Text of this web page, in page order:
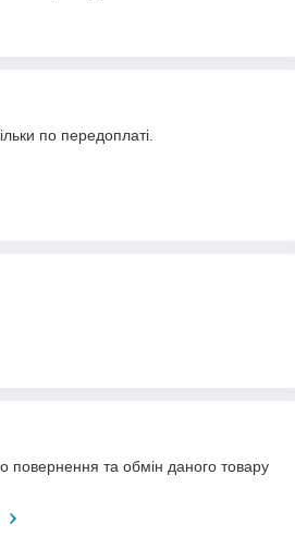
по передоплаті.
повернення та обмін даного товару